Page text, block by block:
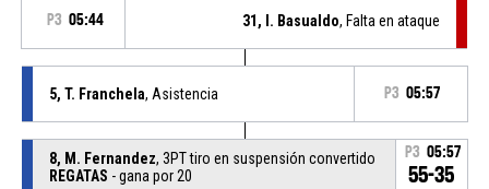
P3 05:44 31, I. Basualdo, Falta en ataque
5, T. Franchela, Asistencia P3 05:57
8, M. Fernandez, 3PT tiro en suspensión convertido
REGATAS - gana por 20
P3 05:57
55-35